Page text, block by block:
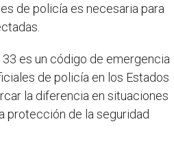
de policía es necesaria para
es un código de emergencia
de policía en los Estados
la diferencia en situaciones
protección de la seguridad